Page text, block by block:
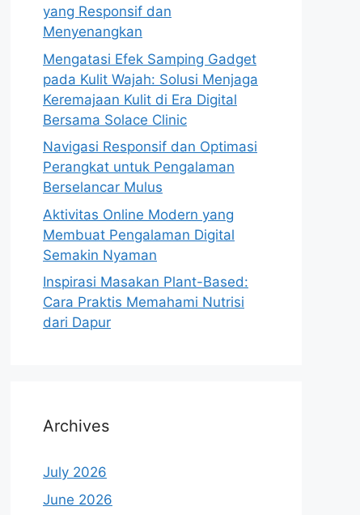
yang Responsif dan
Menyenangkan
Mengatasi Efek Samping Gadget
pada Kulit Wajah: Solusi Menjaga
Keremajaan Kulit di Era Digital
Bersama Solace Clinic
Navigasi Responsif dan Optimasi
Perangkat untuk Pengalaman
Berselancar Mulus
Aktivitas Online Modern yang
Membuat Pengalaman Digital
Semakin Nyaman
Inspirasi Masakan Plant-Based:
Cara Praktis Memahami Nutrisi
dari Dapur
Archives
July 2026
June 2026